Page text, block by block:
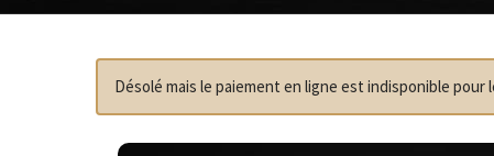
Désolé mais le paiement en ligne est indisponible pour